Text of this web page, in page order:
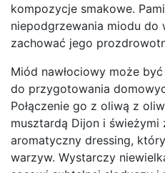
kompozycje smakowe.
niepodgrzewania miodu do
zachować jego
Miód nawłociowy może
do przygotowania
Połączenie go z oliwą z
musztardą Dijon i świeżymi
aromatyczny dressing,
warzyw. Wystarczy